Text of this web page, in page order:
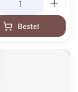
Bestel